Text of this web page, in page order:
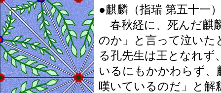
●麒麟（指瑞 第五十一
春秋経に、死んだ麒
のか」と言って泣いた
る孔先生は王となれず
いるにもかかわらず、
嘆いているのだ」と解